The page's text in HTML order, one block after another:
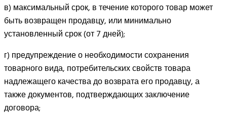
в) максимальный срок, в течение которого товар может
быть возвращен продавцу, или минимально
установленный срок (от 7 дней);
г) предупреждение о необходимости сохранения
товарного вида, потребительских свойств товара
надлежащего качества до возврата его продавцу, а
также документов, подтверждающих заключение
договора;